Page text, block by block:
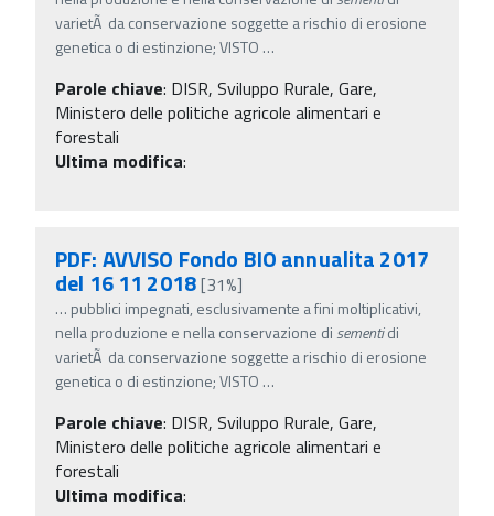
varietÃ da conservazione soggette a rischio di erosione
genetica o di estinzione; VISTO …
Parole chiave: DISR, Sviluppo Rurale, Gare,
Ministero delle politiche agricole alimentari e
forestali
Ultima modifica:
PDF: AVVISO Fondo BIO annualita 2017
del 16 11 2018[31%]
… pubblici impegnati, esclusivamente a fini moltiplicativi,
nella produzione e nella conservazione di sementidi
varietÃ da conservazione soggette a rischio di erosione
genetica o di estinzione; VISTO …
Parole chiave: DISR, Sviluppo Rurale, Gare,
Ministero delle politiche agricole alimentari e
forestali
Ultima modifica: